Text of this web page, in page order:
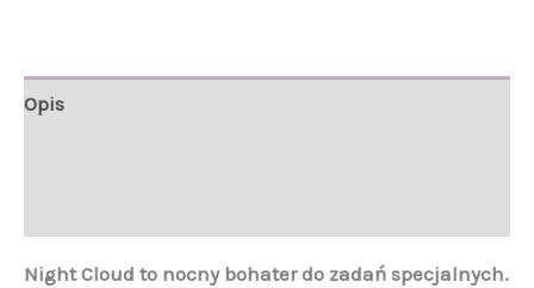
Opis
Night Cloud to nocny bohater do zadań specjalnych.